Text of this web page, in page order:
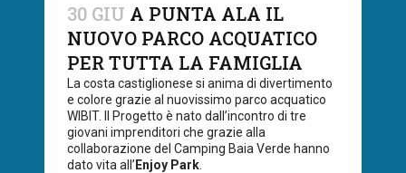
30 GIU A PUNTA ALA IL
NUOVO PARCO ACQUATICO
PER TUTTA LA FAMIGLIA
La costa castiglionese si anima di divertimento
e colore grazie al nuovissimo parco acquatico
WIBIT. Il Progetto è nato dall’incontro di tre
giovani imprenditori che grazie alla
collaborazione del Camping Baia Verde hanno
dato vita all’ Enjoy Park